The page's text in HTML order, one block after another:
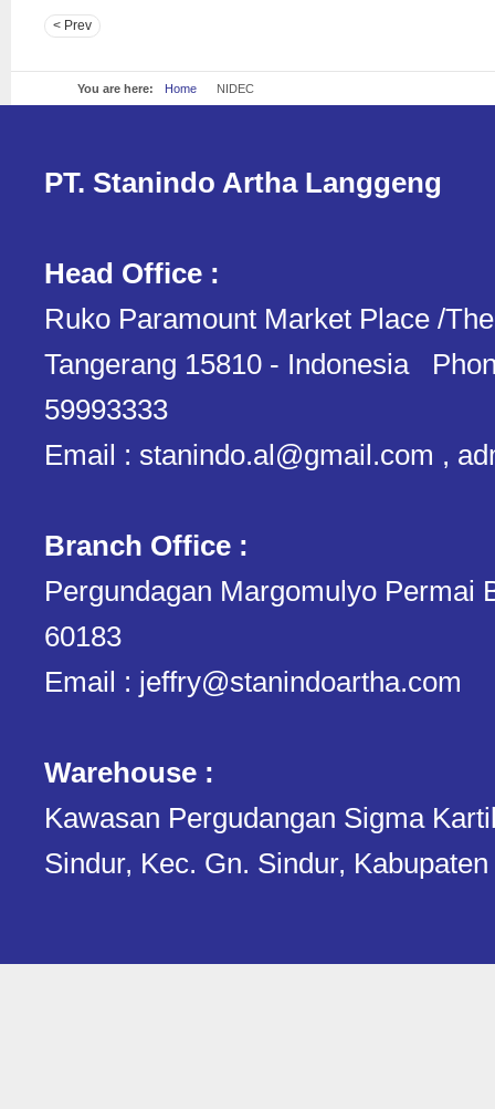
< Prev
You are here: Home NIDEC
PT. Stanindo Artha Langgeng
Head Office :
Ruko Paramount Market Place /
Tangerang 15810 - Indonesia
59993333
Email : stanindo.al@gmail.com ,
Branch Office :
Pergundagan Margomulyo Permai
60183
Email : jeffry@stanindoartha.com
Warehouse :
Kawasan Pergudangan Sigma
Sindur, Kec. Gn. Sindur,